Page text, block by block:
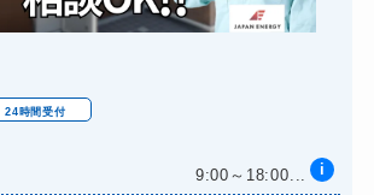
24時間受付
9:00～18:00... i